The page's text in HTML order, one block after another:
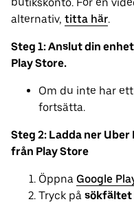
alternativ, titta här.
Steg 1: Anslut din
Play Store.
Om du inte har
fortsätta.
Steg 2: Ladda ner
från Play Store
Öppna Google
Tryck på sökfältet